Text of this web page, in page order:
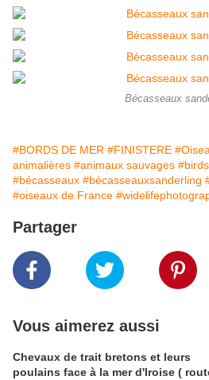
Bécasseaux
#BORDS DE MER #FINISTERE
animalières #animaux sauvages #birds
#bécasseaux #bécasseauxsanderling
#oiseaux de France
Partager
Vous aimerez aussi
Chevaux de trait bretons et leurs
poulains face à la mer d'Iroise (